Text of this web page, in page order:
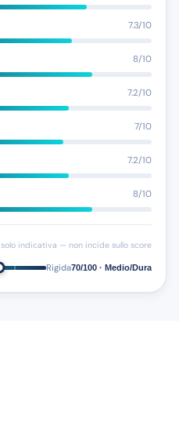
7.3/10
8/10
7.2/10
7/10
7.2/10
8/10
solo indicativa — non incide sullo score
Rigida70/100 · Medio/Dura